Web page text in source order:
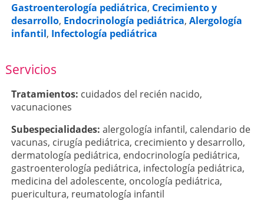
Gastroenterología pediátrica, Crecimiento y
desarrollo, Endocrinología pediátrica, Alergología
infantil, Infectología pediátrica
Servicios
Tratamientos: cuidados del recién nacido,
vacunaciones
Subespecialidades: alergología infantil, calendario de
vacunas, cirugía pediátrica, crecimiento y desarrollo,
dermatología pediátrica, endocrinología pediátrica,
gastroenterología pediátrica, infectología pediátrica,
medicina del adolescente, oncología pediátrica,
puericultura, reumatología infantil